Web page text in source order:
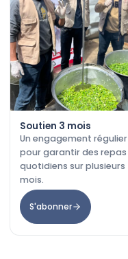
Soutien 3 mois
Un engagement régulier
pour garantir des repas
quotidiens sur plusieurs
mois.
S'abonner